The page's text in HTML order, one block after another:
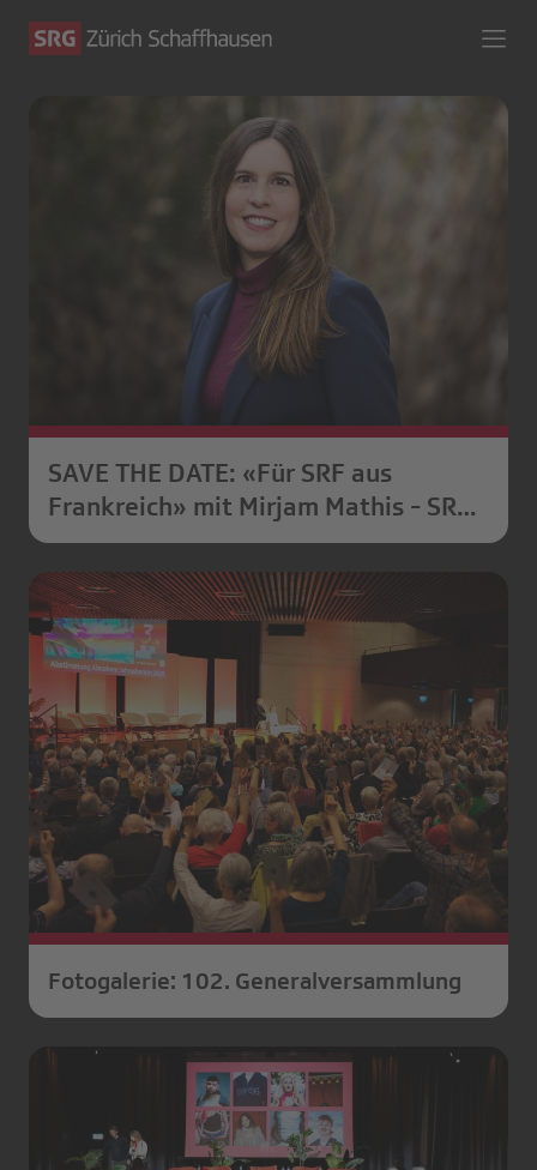
SAVE THE DATE: «Für SRF aus
Frankreich» mit Mirjam Mathis - SRG
Zürich Schaffhausen und
Schaffhauser Vortragsgemeinschaft
Fotogalerie: 102. Generalversammlung